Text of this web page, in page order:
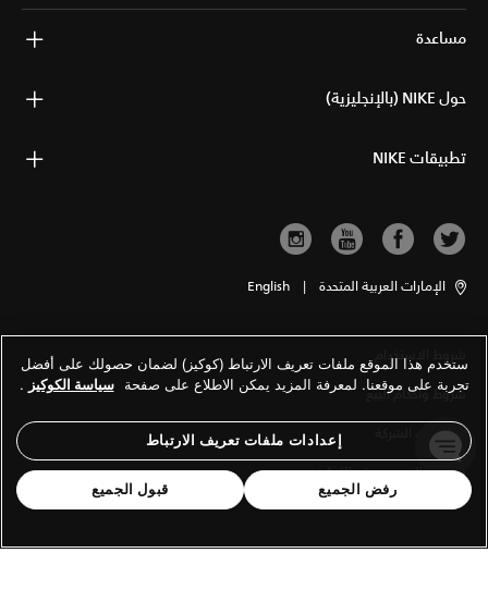
مساعدة
حول NIKE (بالإنجليزية)
تطبيقات NIKE
الإمارات العربية المتحدة |
English
شروط الاستخدام
شروط وأحكام البيع
معلومات الشركة
سياسة الخصوصية والكوكيز
ستخدم هذا الموقع ملفات تعريف الارتباط (كوكيز) لضمان حصولك على أفضل
تجربة على موقعنا. لمعرفة المزيد يمكن الاطلاع على صفحة سياسة الكوكيز .
إعدادات ملفات تعريف الارتباط
رفض الجميع قبول الجميع